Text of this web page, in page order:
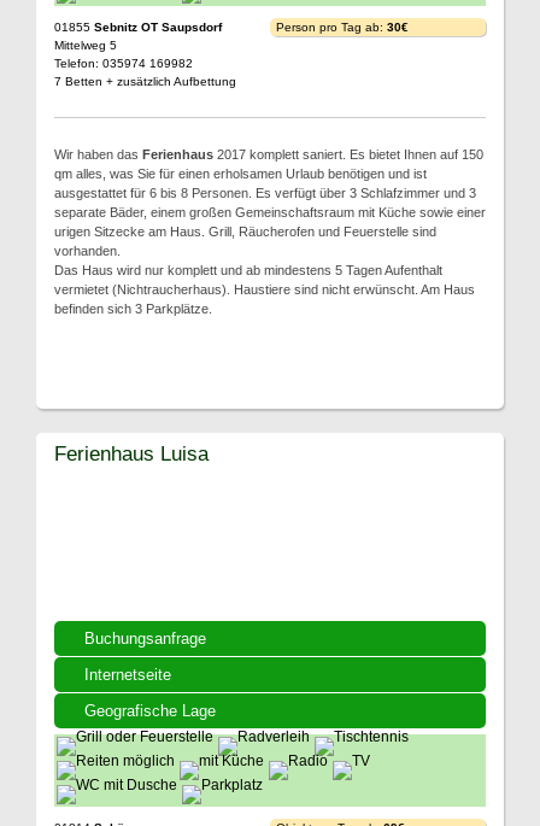
01855 Sebnitz OT Saupsdorf
Mittelweg 5
Telefon: 035974 169982
7 Betten + zusätzlich Aufbettung
Person pro Tag ab: 30€
Wir haben das Ferienhaus 2017 komplett saniert. Es bietet Ihnen auf 150
qm alles, was Sie für einen erholsamen Urlaub benötigen und ist
ausgestattet für 6 bis 8 Personen. Es verfügt über 3 Schlafzimmer und 3
separate Bäder, einem großen Gemeinschaftsraum mit Küche sowie einer
urigen Sitzecke am Haus. Grill, Räucherofen und Feuerstelle sind
vorhanden.
Das Haus wird nur komplett und ab mindestens 5 Tagen Aufenthalt
vermietet (Nichtraucherhaus). Haustiere sind nicht erwünscht. Am Haus
befinden sich 3 Parkplätze.
Buchungsanfrage
Internetseite
Geografische Lage
Ferienhaus Luisa